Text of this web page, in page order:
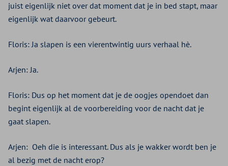
juist eigenlijk niet over dat moment dat je in bed stapt, maar
eigenlijk wat daarvoor gebeurt.
Floris: Ja slapen is een vierentwintig uurs verhaal hè.
Arjen: Ja.
Floris: Dus op het moment dat je de oogjes opendoet dan
begint eigenlijk al de voorbereiding voor de nacht dat je
gaat slapen.
Arjen: Oeh die is interessant. Dus als je wakker wordt ben je
al bezig met de nacht erop?